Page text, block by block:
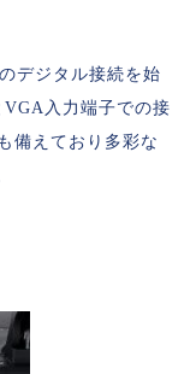
デジタル接続を始
入力端子での接
備えており多彩な